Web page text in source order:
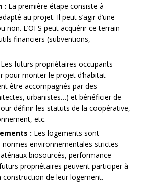
: La première étape consiste à
au projet. Il peut s’agir d’une
non. L’OFS peut acquérir ce terrain
financiers (subventions,
Les futurs propriétaires occupants
pour monter le projet d’habitat
être accompagnés par des
urbanistes…) et bénéficier de
définir les statuts de la coopérative,
etc.
: Les logements sont
environnementales strictes
biosourcés, performance
propriétaires peuvent participer à
de leur logement.